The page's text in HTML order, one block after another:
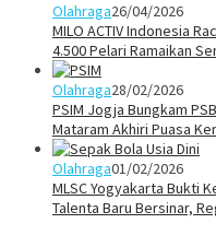
Olahraga26/04/2026
MILO ACTIV Indonesia
4.500 Pelari Ramaikan
Olahraga28/02/2026
PSIM Jogja Bungkam
Mataram Akhiri Puasa
Olahraga01/02/2026
MLSC Yogyakarta Bukti
Talenta Baru Bersinar,